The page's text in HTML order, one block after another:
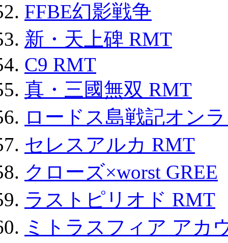
FFBE幻影戦争
新・天上碑 RMT
C9 RMT
真・三國無双 RMT
ロードス島戦記オン
セレスアルカ RMT
クローズ×worst GREE
ラストピリオド RMT
ミトラスフィア アカ